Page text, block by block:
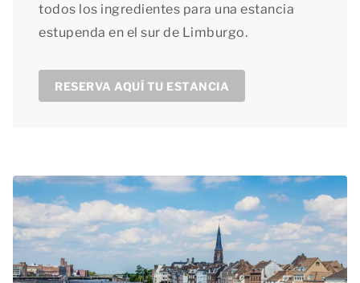
todos los ingredientes para una estancia
estupenda en el sur de Limburgo.
RESERVA AQUÍ TU ESTANCIA